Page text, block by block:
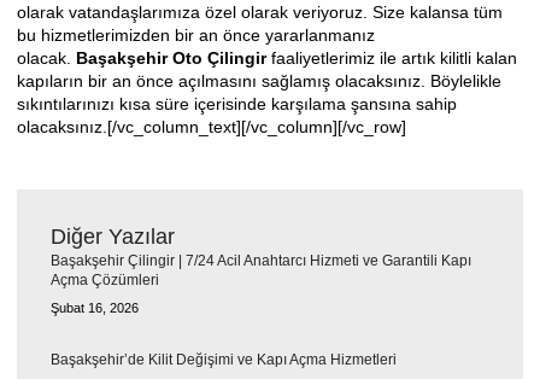
olarak vatandaşlarımıza özel olarak veriyoruz. Size kalansa tüm
bu hizmetlerimizden bir an önce yararlanmanız
olacak. Başakşehir Oto Çilingirfaaliyetlerimiz ile artık kilitli kalan
kapıların bir an önce açılmasını sağlamış olacaksınız. Böylelikle
sıkıntılarınızı kısa süre içerisinde karşılama şansına sahip
olacaksınız.[/vc_column_text][/vc_column][/vc_row]
Diğer Yazılar
Başakşehir Çilingir | 7/24 Acil Anahtarcı Hizmeti ve Garantili Kapı
Açma Çözümleri
Şubat 16, 2026
Başakşehir’de Kilit Değişimi ve Kapı Açma Hizmetleri